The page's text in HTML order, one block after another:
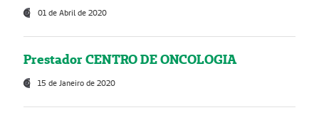
01 de Abril de 2020
Prestador CENTRO DE ONCOLOGIA
15 de Janeiro de 2020